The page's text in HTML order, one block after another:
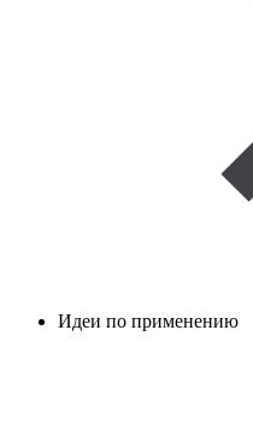
Идеи по применению